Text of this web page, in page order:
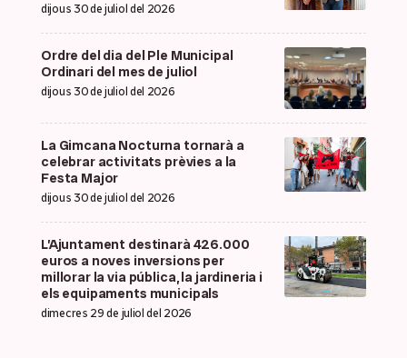
dijous 30 de juliol del 2026
Ordre del dia del Ple Municipal
Ordinari del mes de juliol
dijous 30 de juliol del 2026
La Gimcana Nocturna tornarà a
celebrar activitats prèvies a la
Festa Major
dijous 30 de juliol del 2026
L’Ajuntament destinarà 426.000
euros a noves inversions per
millorar la via pública, la jardineria i
els equipaments municipals
dimecres 29 de juliol del 2026